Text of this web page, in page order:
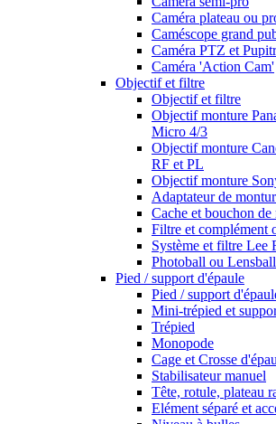
Caméra plateau ou
Caméscope grand
Caméra PTZ et
Caméra 'Action Cam'
Objectif et filtre
Objectif et filtre
Objectif monture
Micro 4/3
Objectif monture
RF et PL
Objectif monture
Adaptateur de
Cache et bouchon de
Filtre et complément
Système et filtre Lee
Photoball ou Lensball
Pied / support d'épaule
Pied / support
Mini-trépied et
Trépied
Monopode
Cage et Crosse
Stabilisateur manuel
Tête, rotule, plateau
Elément séparé et